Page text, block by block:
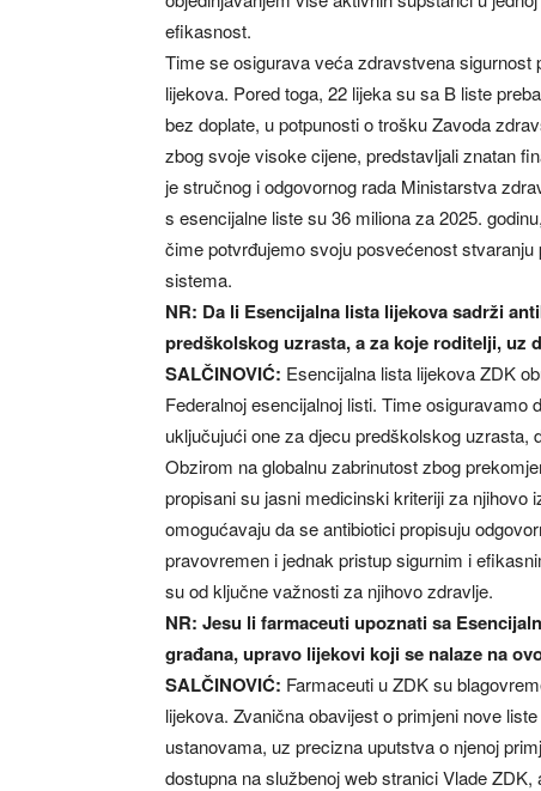
efikasnost.
Time se osigurava veća zdravstvena
lijekova. Pored toga, 22 lijeka su sa B liste
bez doplate, u potpunosti o trošku Zavoda
zbog svoje visoke cijene, predstavljali znatan
je stručnog i odgovornog rada Ministarstva
s esencijalne liste su 36 miliona za 2025.
čime potvrđujemo svoju posvećenost
sistema.
NR: Da li Esencijalna lista lijekova sadrži
predškolskog uzrasta, a za koje roditelji, uz
SALČINOVIĆ: Esencijalna lista lijekova ZDK
Federalnoj esencijalnoj listi. Time
uključujući one za djecu predškolskog uzrasta,
Obzirom na globalnu zabrinutost zbog
propisani su jasni medicinski kriteriji za
omogućavaju da se antibiotici propisuju
pravovremen i jednak pristup sigurnim i
su od ključne važnosti za njihovo zdravlje.
NR: Jesu li farmaceuti upoznati sa
građana, upravo lijekovi koji se nalaze na
SALČINOVIĆ: Farmaceuti u ZDK su
lijekova. Zvanična obavijest o primjeni nove
ustanovama, uz precizna uputstva o njenoj
dostupna na službenoj web stranici Vlade